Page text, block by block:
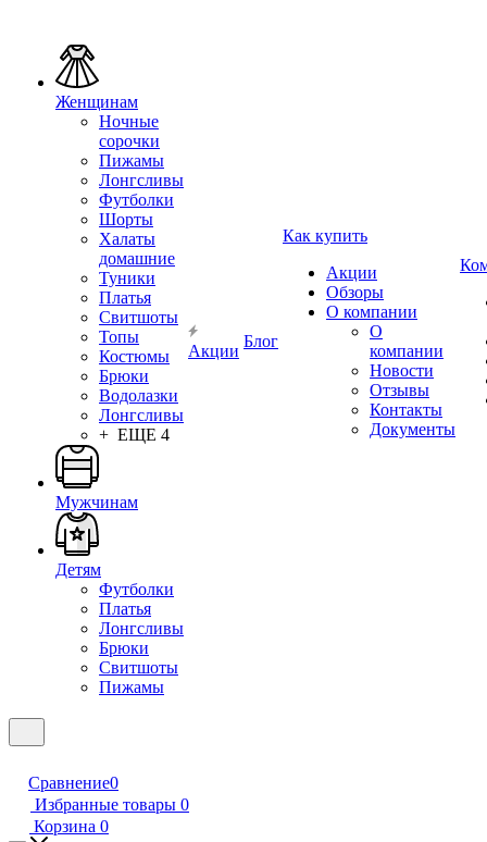
Женщинам
Ночные
сорочки
Пижамы
Лонгсливы
Футболки
Шорты
Халаты
домашние
Туники
Платья
Свитшоты
Топы
Костюмы
Брюки
Водолазки
Лонгсливы
+ ЕЩЕ 4
Мужчинам
Детям
Футболки
Платья
Лонгсливы
Брюки
Свитшоты
Пижамы
Акции
Блог
Как купить
Акции
Обзоры
О компании
О
компании
Новости
Отзывы
Контакты
Документы
Сравнение0
Избранные товары 0
Корзина 0